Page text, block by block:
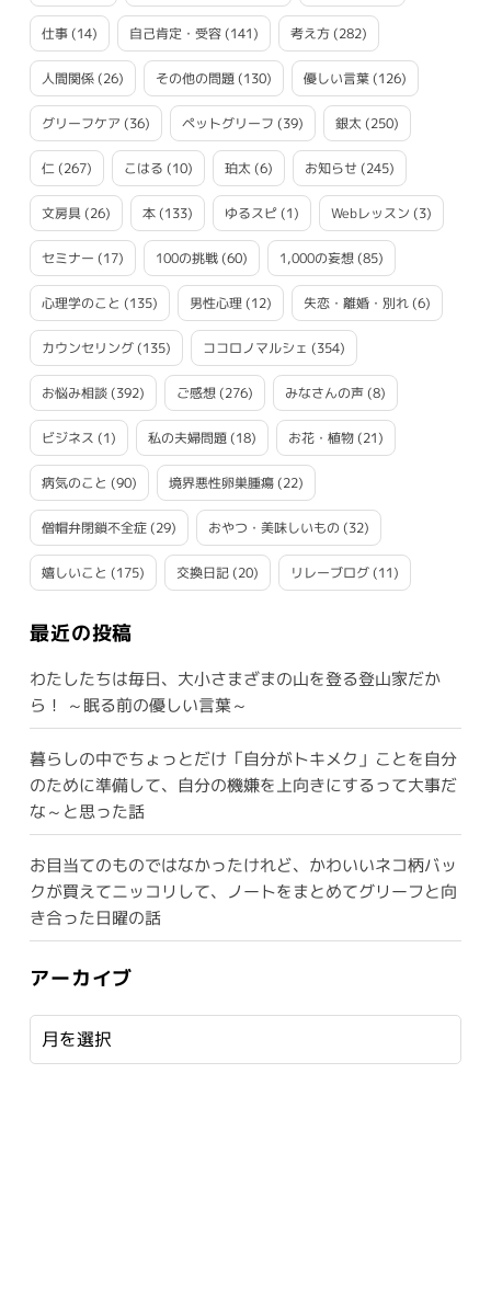
仕事(14) 自己肯定・受容(141) 考え方(282)
人間関係(26) その他の問題(130) 優しい言葉(126)
グリーフケア (36) ペットグリーフ (39) 銀太 (250)
仁(267) こはる (10) 珀太 (6) お知らせ (245)
文房具(26) 本(133) ゆるスピ(1) Webレッスン (3)
セミナー (17) 100の挑戦(60) 1,000の妄想(85)
心理学のこと (135) 男性心理(12) 失恋・離婚・別れ(6)
カウンセリング(135) ココロノマルシェ (354)
お悩み相談(392) ご感想(276) みなさんの声(8)
ビジネス (1) 私の夫婦問題(18) お花・植物(21)
病気のこと (90) 境界悪性卵巣腫瘍(22)
僧帽弁閉鎖不全症(29) おやつ・美味しいもの (32)
嬉しいこと (175) 交換日記(20) リレーブログ(11)
最近の投稿
わたしたちは毎日、大小さまざまの山を登る登山家だか
ら！ ～眠る前の優しい言葉～
暮らしの中でちょっとだけ「自分がトキメク」ことを自分
のために準備して、自分の機嫌を上向きにするって大事だ
な～と思った話
お目当てのものではなかったけれど、かわいいネコ柄バッ
クが買えてニッコリして、ノートをまとめてグリーフと向
き合った日曜の話
アーカイブ